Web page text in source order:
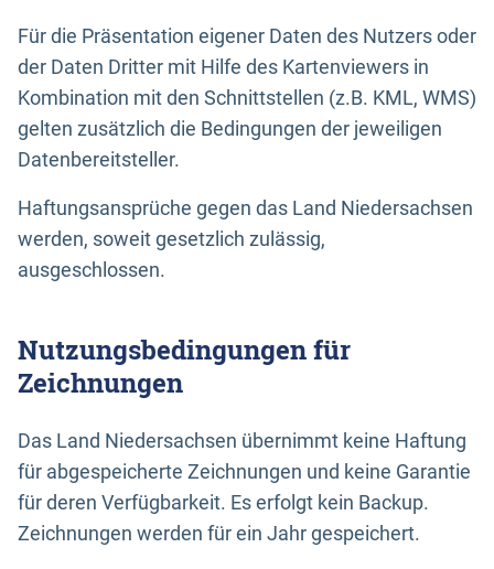
Für die Präsentation eigener Daten des Nutzers oder
der Daten Dritter mit Hilfe des Kartenviewers in
Kombination mit den Schnittstellen (z.B. KML, WMS)
gelten zusätzlich die Bedingungen der jeweiligen
Datenbereitsteller.
Haftungsansprüche gegen das Land Niedersachsen
werden, soweit gesetzlich zulässig,
ausgeschlossen.
Nutzungsbedingungen für
Zeichnungen
Das Land Niedersachsen übernimmt keine Haftung
für abgespeicherte Zeichnungen und keine Garantie
für deren Verfügbarkeit. Es erfolgt kein Backup.
Zeichnungen werden für ein Jahr gespeichert.